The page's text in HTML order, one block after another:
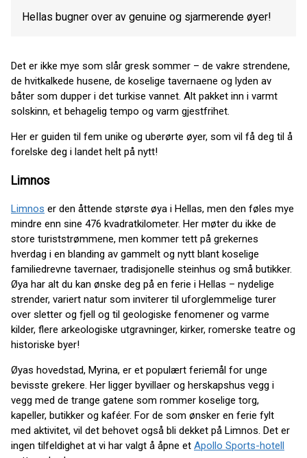
Hellas bugner over av genuine og sjarmerende øyer!
Det er ikke mye som slår gresk sommer – de vakre strendene,
de hvitkalkede husene, de koselige tavernaene og lyden av
båter som dupper i det turkise vannet. Alt pakket inn i varmt
solskinn, et behagelig tempo og varm gjestfrihet.
Her er guiden til fem unike og uberørte øyer, som vil få deg til å
forelske deg i landet helt på nytt!
Limnos
Limnos er den åttende største øya i Hellas, men den føles mye
mindre enn sine 476 kvadratkilometer. Her møter du ikke de
store turiststrømmene, men kommer tett på grekernes
hverdag i en blanding av gammelt og nytt blant koselige
familiedrevne tavernaer, tradisjonelle steinhus og små butikker.
Øya har alt du kan ønske deg på en ferie i Hellas – nydelige
strender, variert natur som inviterer til uforglemmelige turer
over sletter og fjell og til geologiske fenomener og varme
kilder, flere arkeologiske utgravninger, kirker, romerske teatre og
historiske byer!
Øyas hovedstad, Myrina, er et populært feriemål for unge
bevisste grekere. Her ligger byvillaer og herskapshus vegg i
vegg med de trange gatene som rommer koselige torg,
kapeller, butikker og kaféer. For de som ønsker en ferie fylt
med aktivitet, vil det behovet også bli dekket på Limnos. Det er
ingen tilfeldighet at vi har valgt å åpne et Apollo Sports-hotell